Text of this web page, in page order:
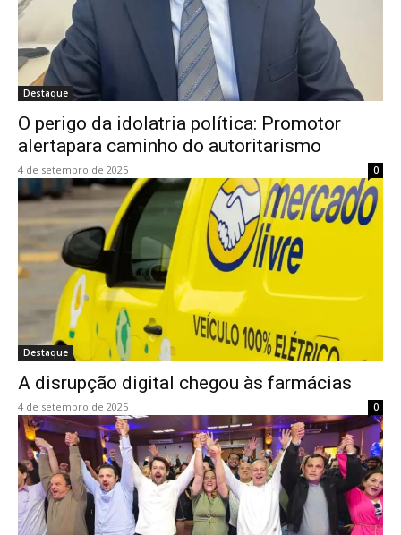
Destaque
O perigo da idolatria política: Promotor
alertapara caminho do autoritarismo
4 de setembro de 2025 0
Destaque
A disrupção digital chegou às farmácias
4 de setembro de 2025 0